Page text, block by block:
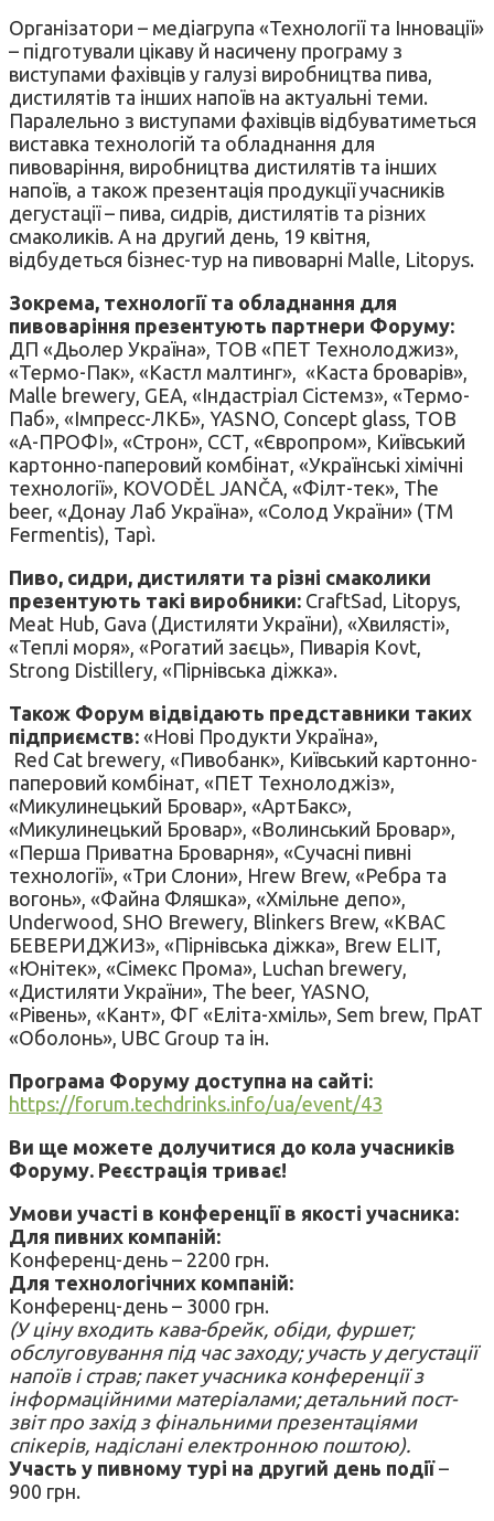
Організатори – медіагрупа «Технології та Інновації»
– підготували цікаву й насичену програму з
виступами фахівців у галузі виробництва пива,
дистилятів та інших напоїв на актуальні теми.
Паралельно з виступами фахівців відбуватиметься
виставка технологій та обладнання для
пивоваріння, виробництва дистилятів та інших
напоїв, а також презентація продукції учасників
дегустації – пива, сидрів, дистилятів та різних
смаколиків. А на другий день, 19 квітня,
відбудеться бізнес-тур на пивоварні Malle, Litopys.
Зокрема, технології та обладнання для
пивоваріння презентують партнери Форуму:
ДП «Дьолер Україна», ТОВ «ПЕТ Технолоджиз»,
«Термо-Пак», «Кастл малтинг», «Каста броварів»,
Malle brewery, GEA, «Індастріал Сістемз», «Термо-
Паб», «Імпресс-ЛКБ», YASNO, Concept glass, ТОВ
«А-ПРОФІ», «Строн», ССТ, «Європром», Київський
картонно-паперовий комбінат, «Українські хімічні
технології», KOVODĚL JANČA, «Філт-тек», The
beer, «Донау Лаб Україна», «Солод України» (ТМ
Fermentis), Tapì.
Пиво, сидри, дистиляти та різні смаколики
презентують такі виробники: CraftSad, Litopys,
Meat Hub, Gava (Дистиляти України), «Хвилясті»,
«Теплі моря», «Рогатий заєць», Пиварія Kovt,
Strong Distillery, «Пірнівська діжка».
Також Форум відвідають представники таких
підприємств: «Нові Продукти Україна»,
Red Cat brewery, «Пивобанк», Київський картонно-
паперовий комбінат, «ПЕТ Технолоджіз»,
«Микулинецький Бровар», «АртБакс»,
«Микулинецький Бровар», «Волинський Бровар»,
«Перша Приватна Броварня», «Сучасні пивні
технології», «Три Слони», Hrew Brew, «Ребра та
вогонь», «Файна Фляшка», «Хмільне депо»,
Underwood, SHO Brewery, Blinkers Brew, «КВАС
БЕВЕРИДЖИЗ», «Пірнівська діжка», Brew ELIT,
«Юнітек», «Сімекс Прома», Luchan brewery,
«Дистиляти України», The beer, YASNO,
«Рівень», «Кант», ФГ «Еліта-хміль», Sem brew, ПрАТ
«Оболонь», UBC Group та ін.
Програма Форуму доступна на сайті:
https://forum.techdrinks.info/ua/event/43
Ви ще можете долучитися до кола учасників
Форуму. Реєстрація триває!
Умови участі в конференції в якості учасника:
Для пивних компаній:
Конференц-день – 2200 грн.
Для технологічних компаній:
Конференц-день – 3000 грн.
(У ціну входить кава-брейк, обіди, фуршет;
обслуговування під час заходу; участь у дегустації
напоїв і страв; пакет учасника конференції з
інформаційними матеріалами; детальний пост-
звіт про захід з фінальними презентаціями
спікерів, надіслані електронною поштою).
Участь у пивному турі на другий день події–
900 грн.